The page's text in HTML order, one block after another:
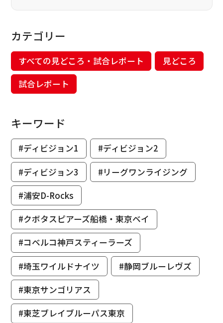
カテゴリー
すべての見どころ・試合レポート
見どころ
試合レポート
キーワード
#ディビジョン1
#ディビジョン2
#ディビジョン3
#リーグワンライジング
#浦安D-Rocks
#クボタスピアーズ船橋・東京ベイ
#コベルコ神戸スティーラーズ
#埼玉ワイルドナイツ
#静岡ブルーレヴズ
#東京サンゴリアス
#東芝ブレイブルーパス東京